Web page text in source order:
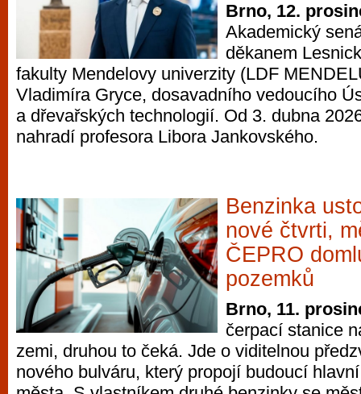
Brno, 12.
Akademický
děkanem
fakulty Mendelovy univerzity (LDF
Vladimíra Gryce, dosavadního vedoucího
a dřevařských technologií. Od 3. dubna
nahradí profesora Libora Jankovského.
Benzinka
nové čtvrti,
ČEPRO
pozemků
Brno, 11.
čerpací stanice
zemi, druhou to čeká. Jde o viditelnou
nového bulváru, který propojí budoucí